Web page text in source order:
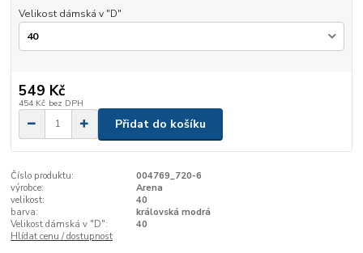
Velikost dámská v "D"
549 Kč
454 Kč bez DPH
Přidat do košíku
Číslo produktu:
004769_720-6
výrobce:
Arena
velikost:
40
barva:
královská modrá
Velikost dámská v "D":
40
Hlídat cenu / dostupnost